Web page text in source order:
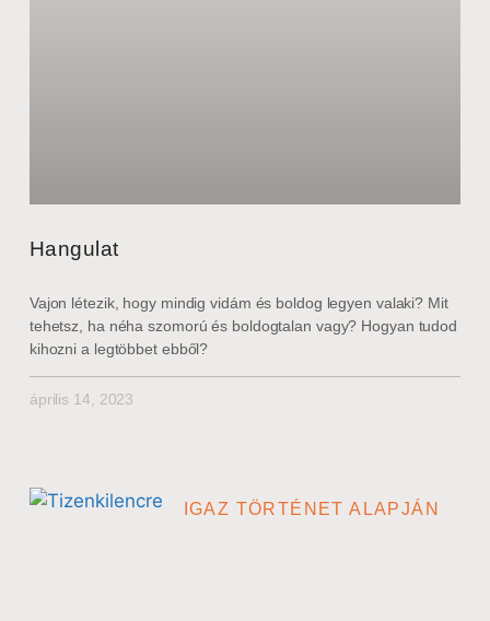
Hangulat
Vajon létezik, hogy mindig vidám és boldog legyen valaki? Mit
tehetsz, ha néha szomorú és boldogtalan vagy? Hogyan tudod
kihozni a legtöbbet ebből?
április 14, 2023
IGAZ TÖRTÉNET ALAPJÁN